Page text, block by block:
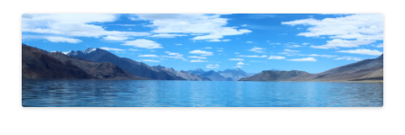
ン
ツ
へ
ス
キ
ッ
プ